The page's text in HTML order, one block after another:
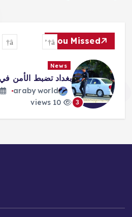
You Missed
3
News
بغداد تضبط الأمن
araby world